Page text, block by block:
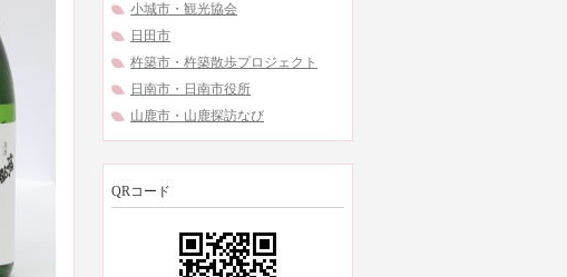
小城市・観光協会
日田市
杵築市・杵築散歩プロジェクト
日南市・日南市役所
山鹿市・山鹿探訪なび
QRコード